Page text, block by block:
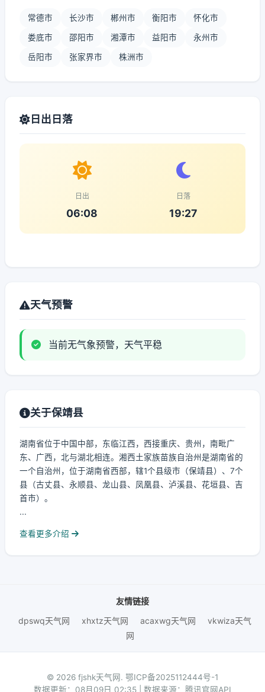
常德市 长沙市 郴州市 衡阳市 怀化市
娄底市 邵阳市 湘潭市 益阳市 永州市
岳阳市 张家界市 株洲市
日出日落
日出
06:08
日落
19:27
天气预警
当前无气象预警，天气平稳
关于保靖县
湖南省位于中国中部，东临江西，西接重庆、贵州，南毗广
东、广西，北与湖北相连。湘西土家族苗族自治州是湖南省的
一个自治州，位于湖南省西部，辖1个县级市（保靖县）、7个
县（古丈县、永顺县、龙山县、凤凰县、泸溪县、花垣县、吉
首市）。
...
查看更多介绍
友情链接
dpswq天气网
xhxtz天气网 acaxwg天气网
vkwiza天气
网
© 2026 fjshk天气网. 鄂ICP备2025112444号-1
数据更新：08月09日 02:35 | 数据来源：腾讯官网API